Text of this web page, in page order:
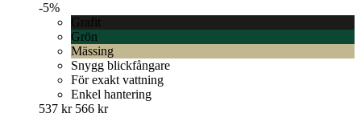
-5%
Grafit
Grön
Mässing
Snygg blickfångare
För exakt vattning
Enkel hantering
537 kr 566 kr